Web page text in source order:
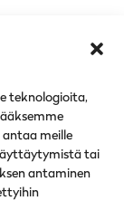
teknologioita,
meille
tai
antaminen